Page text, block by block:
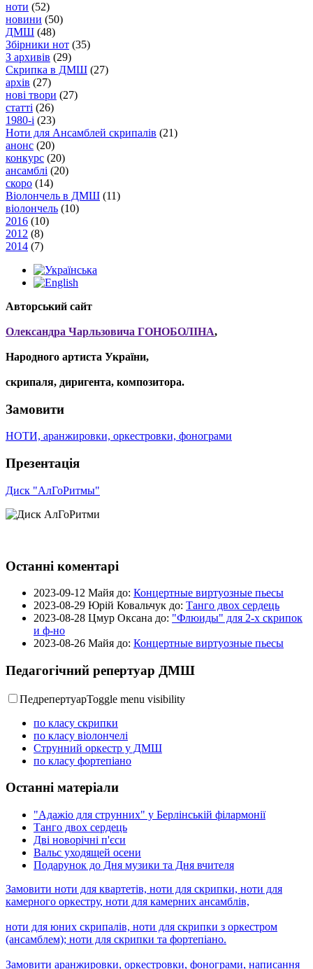
ноти (52)
новини (50)
ДМШ (48)
Збірники нот (35)
З архивів (29)
Скрипка в ДМШ (27)
архів (27)
нові твори (27)
статті (26)
1980-і (23)
Ноти для Ансамблей скрипалів (21)
анонс (20)
конкурс (20)
ансамблі (20)
скоро (14)
Віолончель в ДМШ (11)
віолончель (10)
2016 (10)
2012 (8)
2014 (7)
Авторський сайт
Олександра Чарльзовича ГОНОБОЛІНА,
Народного артиста України,
скрипаля, диригента, композитора.
Замовити
НОТИ, аранжировки, оркестровки, фонограми
Презентація
Диск "АлГоРитмы"
Останні коментарі
2023-09-12 Майя до: Концертные виртуозные пьесы
2023-08-29 Юрій Ковальчук до: Танго двох сердець
2023-08-28 Цмур Оксана до: "Флюиды" для 2-х скрипок
и ф-но
2023-08-26 Майя до: Концертные виртуозные пьесы
Педагогічний репертуар ДМШ
ПедрепертуарToggle menu visibility
по класу скрипки
по класу віолончелі
Струнний оркестр у ДМШ
по класу фортепіано
Останні матеріали
"Адажіо для струнних" у Берлінській філармонії
Танго двох сердець
Дві новорічні п'єси
Вальс уходящей осени
Подарунок до Дня музики та Дня вчителя
Замовити ноти для квартетів, ноти для скрипки, ноти для
камерного оркестру, ноти для камерних ансамблів,
ноти для юних скрипалів, ноти для скрипки з оркестром
(ансамблем); ноти для скрипки та фортепіано.
Замовити аранжировки, оркестровки, фонограми, написання